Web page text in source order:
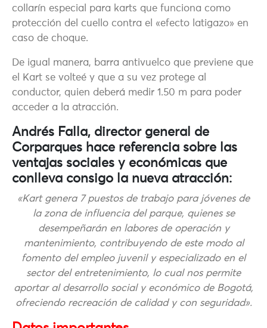
collarín especial para karts que funciona como
protección del cuello contra el «efecto latigazo» en
caso de choque.
De igual manera, barra antivuelco que previene que
el Kart se volteé y que a su vez protege al
conductor, quien deberá medir 1.50 m para poder
acceder a la atracción.
Andrés Falla, director general de
Corparques hace referencia sobre las
ventajas sociales y económicas que
conlleva consigo la nueva atracción:
«Kart genera 7 puestos de trabajo para jóvenes de
la zona de influencia del parque, quienes se
desempeñarán en labores de operación y
mantenimiento, contribuyendo de este modo al
fomento del empleo juvenil y especializado en el
sector del entretenimiento, lo cual nos permite
aportar al desarrollo social y económico de Bogotá,
ofreciendo recreación de calidad y con seguridad».